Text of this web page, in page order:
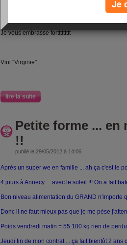
Je vous embrasse forttttttttt
Vini "Virginie"
lire la suite
Petite forme ... en
!!
publié le 29/05/2012 à 14:06
Après un super we en famille ... ah ça c'est le
4 jours à Annecy ... avec le soleil !!! On a fait
Bon niveau alimentation du GRAND n'importe
Donc il ne faut mieux pas que je me pèse
Poids vendredi matin = 55.100 kg rien de
Jeudi fin de mon contrat ... ça fait bientôt 2 ans
Je